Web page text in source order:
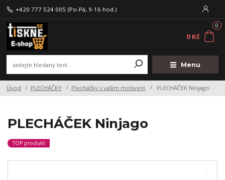
Menu
+420 777 524 005 (Po-Pá, 9-16 hod.)
0
0 Kč
Úvod PLECHÁČKY Plecháčky s vašim motivem PLECHÁČEK Ninjago
PLECHÁČEK Ninjago
TOP produkt